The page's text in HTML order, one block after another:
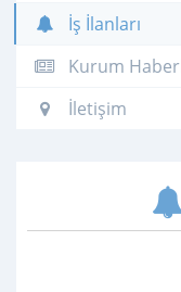
İş İlanları
Kurum
İletişim